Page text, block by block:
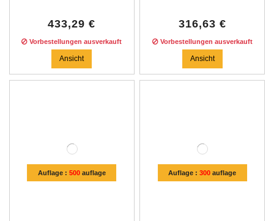
433,29 €
Vorbestellungen ausverkauft
Ansicht
316,63 €
Vorbestellungen ausverkauft
Ansicht
Auflage : 500auflage Auflage :300 auflage